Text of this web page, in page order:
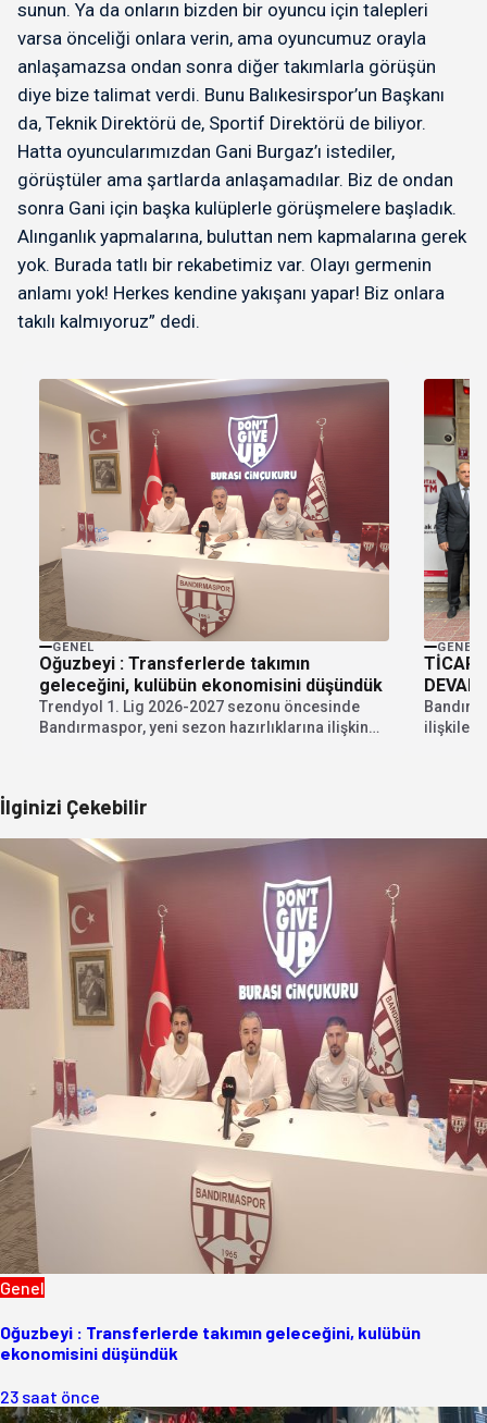
sunun. Ya da onların bizden bir oyuncu için talepleri
varsa önceliği onlara verin, ama oyuncumuz orayla
anlaşamazsa ondan sonra diğer takımlarla görüşün
diye bize talimat verdi. Bunu Balıkesirspor’un Başkanı
da, Teknik Direktörü de, Sportif Direktörü de biliyor.
Hatta oyuncularımızdan Gani Burgaz’ı istediler,
görüştüler ama şartlarda anlaşamadılar. Biz de ondan
sonra Gani için başka kulüplerle görüşmelere başladık.
Alınganlık yapmalarına, buluttan nem kapmalarına gerek
yok. Burada tatlı bir rekabetimiz var. Olayı germenin
anlamı yok! Herkes kendine yakışanı yapar! Biz onlara
takılı kalmıyoruz” dedi.
GENEL
Oğuzbeyi : Transferlerde takımın
geleceğini, kulübün ekonomisini düşündük
Trendyol 1. Lig 2026-2027 sezonu öncesinde
Bandırmaspor, yeni sezon hazırlıklarına ilişkin
GENEL
DEVAM
İlginizi Çekebilir
Genel
Oğuzbeyi : Transferlerde takımın geleceğini, kulübün
ekonomisini düşündük
23 saat önce